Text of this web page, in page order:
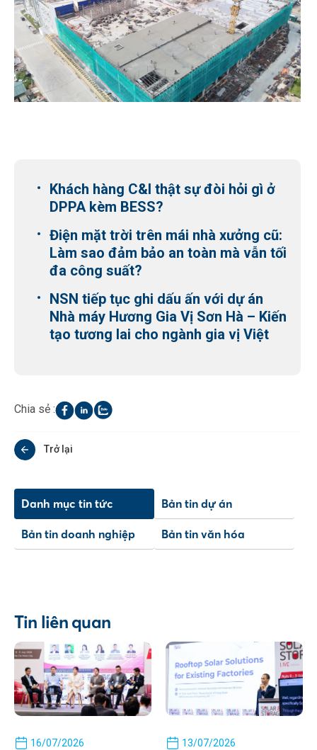
Khách hàng C&I thật sự đòi hỏi gì ở
DPPA kèm BESS?
Điện mặt trời trên mái nhà xưởng cũ:
Làm sao đảm bảo an toàn mà vẫn tối
đa công suất?
NSN tiếp tục ghi dấu ấn với dự án
Nhà máy Hương Gia Vị Sơn Hà – Kiến
tạo tương lai cho ngành gia vị Việt
Chia sẻ :
Trở lại
Danh mục tin tức Bản tin dự án
Bản tin doanh nghiệp Bản tin văn hóa
Tin liên quan
16/07/2026 13/07/2026